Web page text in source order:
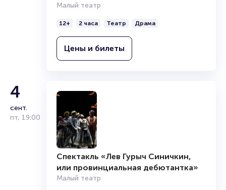
Малый театр
12+ 2 часа Театр Драма
Цены и билеты
4
сент.
пт, 19:00
Спектакль «Лев Гурыч Синичкин,
или провинциальная дебютантка»
Малый театр